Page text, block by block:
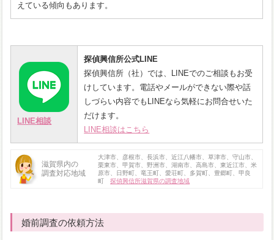
えている傾向もあります。
LINE相談
探偵興信所公式LINE
探偵興信所（社）では、LINEでのご相談もお受
けしています。電話やメールができない際や話
しづらい内容でもLINEなら気軽にお問合せいた
だけます。
LINE相談はこちら
滋賀県内の
調査対応地域
大津市、彦根市、長浜市、近江八幡市、草津市、守山市、
栗東市、甲賀市、野洲市、湖南市、高島市、東近江市、米
原市、日野町、竜王町、愛荘町、多賀町、豊郷町、甲良
町探偵興信所滋賀県の調査地域
婚前調査の依頼方法